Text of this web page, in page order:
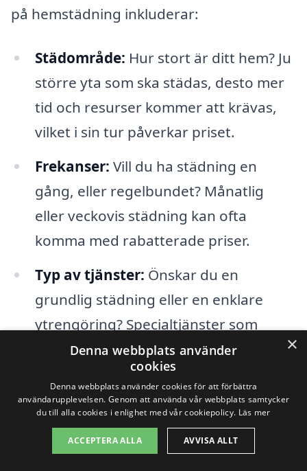
på hemstädning inkluderar:
Städområde: Hur stort är ditt hem? Ju
större yta som ska städas, desto mer
tid och resurser kommer att krävas,
vilket i sin tur påverkar priset.
Frekanser: Vill du ha städning en
gång, eller regelbundet? Månatlig
eller veckovis städning kan ofta
komma med rabatterade priser.
Typ av tjänster: Önskar du en
grundlig städning eller en enklare
ytrengöring? Specialtjänster som
fönsterputsning eller djupstädning
kan också påverka ditt pris.
Städfirman:Olika städfirmor kan ha
olika prissättningar och
paketerbjudanden. Jämför priser och
×
Denna webbplats använder
cookies
Denna webbplats använder cookies för att förbättra
användarupplevelsen. Genom att använda vår webbplats samtycker
du till alla cookies i enlighet med vår cookiepolicy. Läs mer
ACCEPTERA ALLA AVVISA ALLT